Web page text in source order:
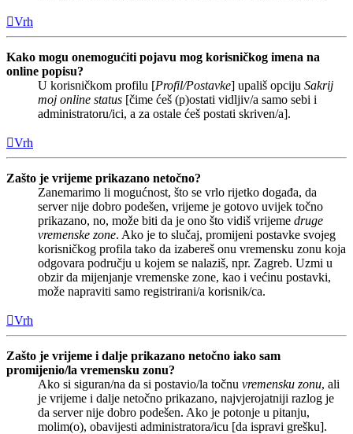
Vrh
Kako mogu onemogućiti pojavu mog korisničkog imena na
online popisu?
U korisničkom profilu [Profil/Postavke] upališ opciju Sakrij
moj online status [čime ćeš (p)ostati vidljiv/a samo sebi i
administratoru/ici, a za ostale ćeš postati skriven/a].
Vrh
Zašto je vrijeme prikazano netočno?
Zanemarimo li mogućnost, što se vrlo rijetko događa, da
server nije dobro podešen, vrijeme je gotovo uvijek točno
prikazano, no, može biti da je ono što vidiš vrijeme druge
vremenske zone. Ako je to slučaj, promijeni postavke svojeg
korisničkog profila tako da izabereš onu vremensku zonu koja
odgovara području u kojem se nalaziš, npr. Zagreb. Uzmi u
obzir da mijenjanje vremenske zone, kao i većinu postavki,
može napraviti samo registrirani/a korisnik/ca.
Vrh
Zašto je vrijeme i dalje prikazano netočno iako sam
promijenio/la vremensku zonu?
Ako si siguran/na da si postavio/la točnu vremensku zonu, ali
je vrijeme i dalje netočno prikazano, najvjerojatniji razlog je
da server nije dobro podešen. Ako je potonje u pitanju,
molim(o), obavijesti administratora/icu [da ispravi grešku].